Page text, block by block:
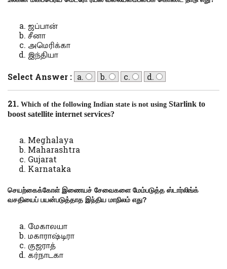
ஜப்பான்
சீனா
அமெரிக்கா
இந்தியா
Select Answer : a. b. c. d.
21.Which of the following Indian stateisnot usingStarlink to
boost satellite internet services?
Meghalaya
Maharashtra
Gujarat
Karnataka
செயற்கைக்கோள் இணையச் சேவைகளை மேம்படுத்த ஸ்டார்லிங்க்
வசதியைப் பயன்படுத்தாத இந்திய மாநிலம் எது?
மேகாலயா
மகாராஷ்டிரா
குஜராத்
கர்நாடகா